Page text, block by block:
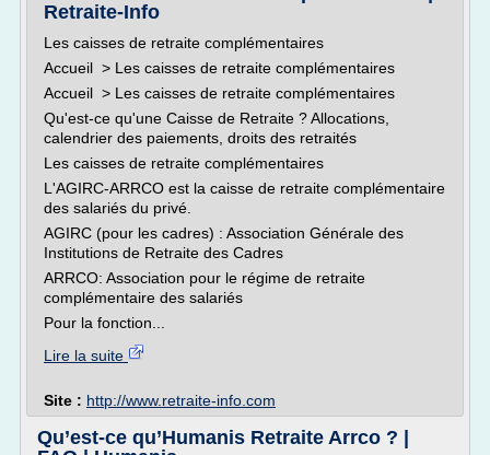
Retraite-Info
Les caisses de retraite complémentaires
Accueil > Les caisses de retraite complémentaires
Accueil > Les caisses de retraite complémentaires
Qu'est-ce qu'une Caisse de Retraite ? Allocations,
calendrier des paiements, droits des retraités
Les caisses de retraite complémentaires
L'AGIRC-ARRCO est la caisse de retraite complémentaire
des salariés du privé.
AGIRC (pour les cadres) : Association Générale des
Institutions de Retraite des Cadres
ARRCO: Association pour le régime de retraite
complémentaire des salariés
Pour la fonction...
Lire la suite
Site : http://www.retraite-info.com
Qu’est-ce qu’Humanis Retraite Arrco ? |